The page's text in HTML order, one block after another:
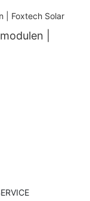
|